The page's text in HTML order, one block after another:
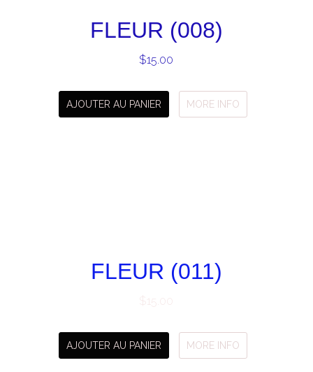
FLEUR (008)
$15.00
AJOUTER AU PANIER MORE INFO
FLEUR (011)
AJOUTER AU PANIER MORE INFO